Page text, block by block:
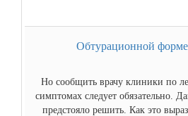
Обтурационной форме
Но сообщить врачу клиники по
симптомах следует обязательно.
предстояло решить. Как это